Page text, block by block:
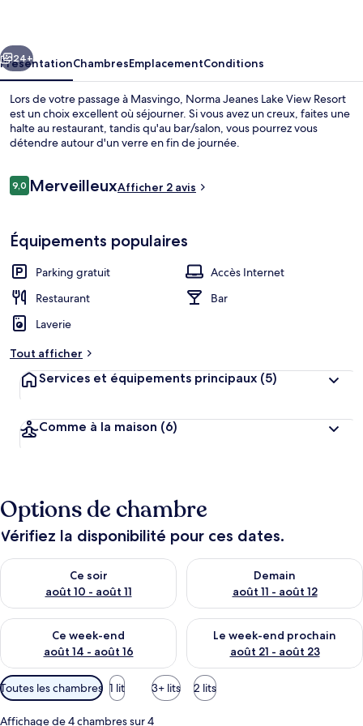
Resort
Suivant
24+
PrésentationChambresEmplacementConditions
Lors de votre passage à Masvingo, Norma Jeanes Lake View Resort
est un choix excellent où séjourner. Si vous avez un creux, faites une
halte au restaurant, tandis qu'au bar/salon, vous pourrez vous
détendre autour d'un verre en fin de journée.
Avis
voyageurs
9,09,0 sur 10
MerveilleuxAfficher 2 avis
Équipements populaires
Parking gratuit
Accès Internet
Restaurant
Bar
Laverie
Tout afficher
Services et équipements principaux (5)
Comme à la maison (6)
Options de chambre
Vérifiez la disponibilité pour ces dates.
Ce soir
août 10 - août 11
Vérifier la disponibilité pour ce soir août 10 - août 11
Demain
août 11 - août 12
Vérifier la disponibilité pour
Ce week-end
août 14 - août 16
Vérifier la disponibilité pour ce week-end août 14 - août 16
Le week-end prochain
août 21 - août 23
Vérifier la disponibilité pour
Filtres
disponibles
pour
Toutes les chambres 1 lit 3+ lits 2 lits
Affichage de 4 chambres sur 4